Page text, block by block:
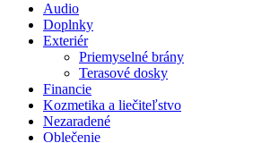
Audio
Doplnky
Exteriér
Priemyselné brány
Terasové dosky
Financie
Kozmetika a liečiteľstvo
Nezaradené
Oblečenie